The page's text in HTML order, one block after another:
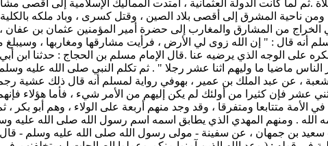
لما كانت الدولة العثمانية ، امتدت المماليك الإسلامية إلى أقصى
، ومن ناحية المشرق إلى أقصى بلاد الصين ، وقتل كسرى ، وباد ملكه
الخراج من المشارق والمغارب إلى حضرة أمير المؤمنين عثمان بن عفان
أنه قال : " إن الله زوى لي الأرض ، فرأيت مشارقها ومغاربها ،
بشكره على الوجه الذي يرضيه عنا .قال الإمام مسلم بن الحجاج :
الناس ماضيا ما وليهم اثنا عشر رجلا " . ثم تكلم النبي صلى الله
، عن عبد الملك بن عمير ، بهوفي رواية لمسلم أنه قال ذلك عشية رجم
عشر فإن كثيرا من أولئك لم يكن إليهم من الأمر شيء ، فأما هؤلاء
الأمة متتابعا ومتفرقا ، وقد وجد منهم أربعة على الولاء ، وهم أبو
الله . ومنهم المهدي الذي يطابق اسمه اسم رسول الله صلى الله عليه
سعيد بن جمهان ، عن سفينة - مولى رسول الله صلى الله عليه وسلم -